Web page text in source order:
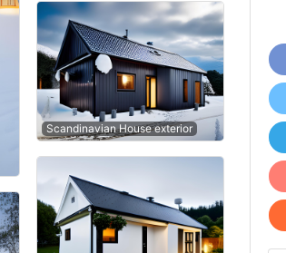
Scandinavian House exterior